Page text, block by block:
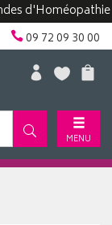
d'Homéopathie
09 72 09 30 00
MENU